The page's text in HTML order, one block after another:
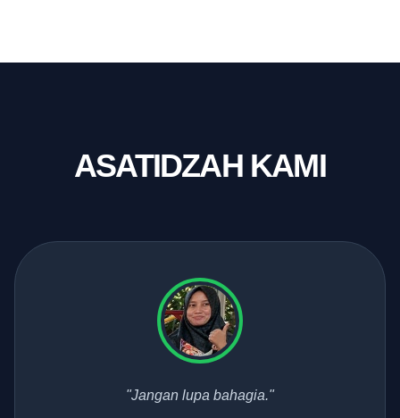
ASATIDZAH KAMI
"Berjuang dengan ikhlas."